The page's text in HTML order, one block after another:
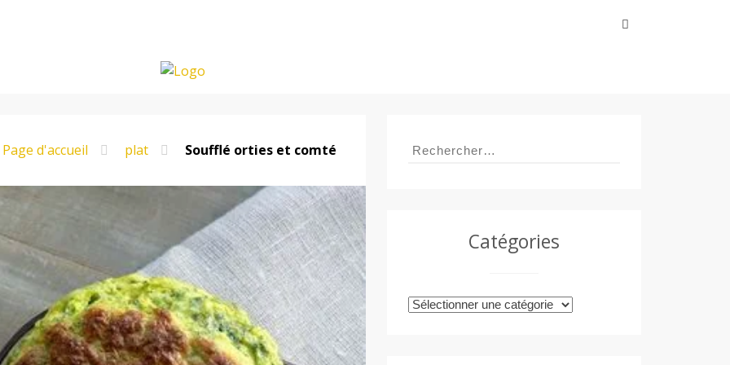
Page d'accueil plat Soufflé orties et comté Rechercher :
Catégories
Catégories